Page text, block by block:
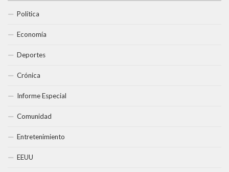
Política
Economía
Deportes
Crónica
Informe Especial
Comunidad
Entretenimiento
EEUU